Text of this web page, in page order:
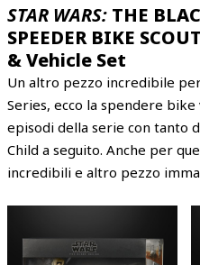
STAR WARS: THE
SPEEDER BIKE
& Vehicle Set
Un altro pezzo incredibile
Series, ecco la spendere
episodi della serie con tanto
Child a seguito. Anche per
incredibili e altro pezzo